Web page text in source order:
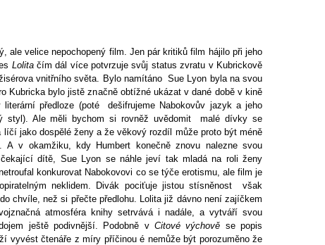
ale velice nepochopený film. Jen pár kritiků film hájilo při jeho
Lolitačím dál více potvrzuje svůj status zvratu v Kubrickově
vnitřního světa. Bylo namítáno Sue Lyon byla na svou
Kubricka bylo jistě značně obtížné ukázat v dané době v kině
předloze (poté dešifrujeme Nabokovův jazyk a jeho
styl). Ale měli bychom si rovněž uvědomit malé dívky se
líčí jako dospělé ženy a že věkový rozdíl může proto být méně
A v okamžiku, kdy Humbert konečně znovu nalezne svou
čekající dítě, Sue Lyon se náhle jeví tak mladá na roli ženy
konkurovat Nabokovovi co se týče erotismu, ale film je
neklidem. Divák pociťuje jistou stísněnost však
chvíle, než si přečte předlohu. Lolita již dávno není zajíčkem
atmosféra knihy setrvává i nadále, a vytváří svou
ještě podivnější. Podobně v Citové výchově se popis
vyvést čtenáře z míry příčinou é nemůže být porozuměno že